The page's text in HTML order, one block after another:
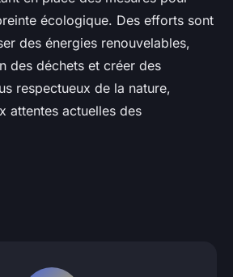
écologique. Des efforts sont
des énergies renouvelables,
des déchets et créer des
respectueux de la nature,
attentes actuelles des